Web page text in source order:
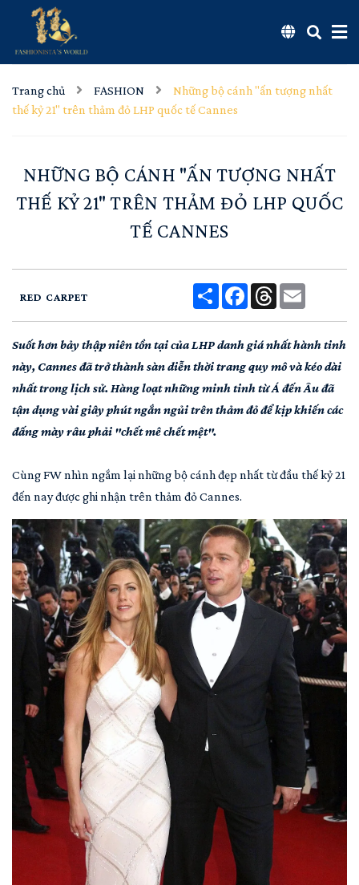
Trang chủ FASHION
Những bộ cánh "ấn tượng nhất
thế kỷ 21" trên thảm đỏ LHP quốc tế Cannes
NHỮNG BỘ CÁNH "ẤN TƯỢNG NHẤT
THẾ KỶ 21" TRÊN THẢM ĐỎ LHP QUỐC
TẾ CANNES
RED CARPET
Share Facebook
Threads
Suốt hơn bảy thập niên tồn tại của LHP danh giá nhất hành tinh
này, Cannes đã trở thành sàn diễn thời trang quy mô và kéo dài
nhất trong lịch sử. Hàng loạt những minh tinh từ Á đến Âu đã
tận dụng vài giây phút ngắn ngủi trên thảm đỏ để kịp khiến các
đấng mày râu phải "chết mê chết mệt".
Cùng FW nhìn ngắm lại những bộ cánh đẹp nhất từ đầu thế kỷ 21
đến nay được ghi nhận trên thảm đỏ Cannes.